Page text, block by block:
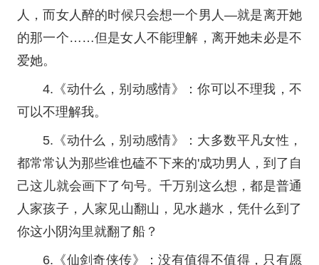
人，而女人醉的时候只会想一个男人—就是离开她
的那一个……但是女人不能理解，离开她未必是不
爱她。
4.《动什么，别动感情》：你可以不理我，不
可以不理解我。
5.《动什么，别动感情》：大多数平凡女性，
都常常认为那些谁也磕不下来的'成功男人，到了自
己这儿就会画下了句号。千万别这么想，都是普通
人家孩子，人家见山翻山，见水趟水，凭什么到了
你这小阴沟里就翻了船？
6.《仙剑奇侠传》：没有值得不值得，只有愿